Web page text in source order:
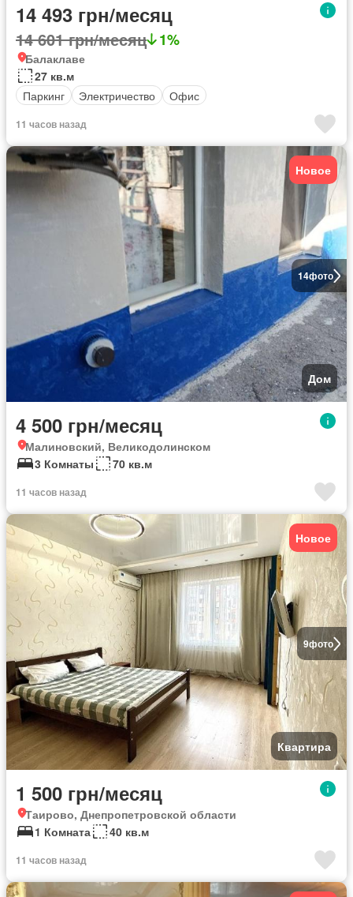
14 493 грн/месяц
14 601 грн/месяц 1%
Балаклаве
27 кв.м
Паркинг
Электричество Офис
11 часов назад
14фото
Новое
Дом
4 500 грн/месяц
Малиновский, Великодолинском
3 Комнаты
70 кв.м
11 часов назад
9фото
Новое
Квартира
1 500 грн/месяц
Таирово, Днепропетровской области
1 Комната
40 кв.м
11 часов назад